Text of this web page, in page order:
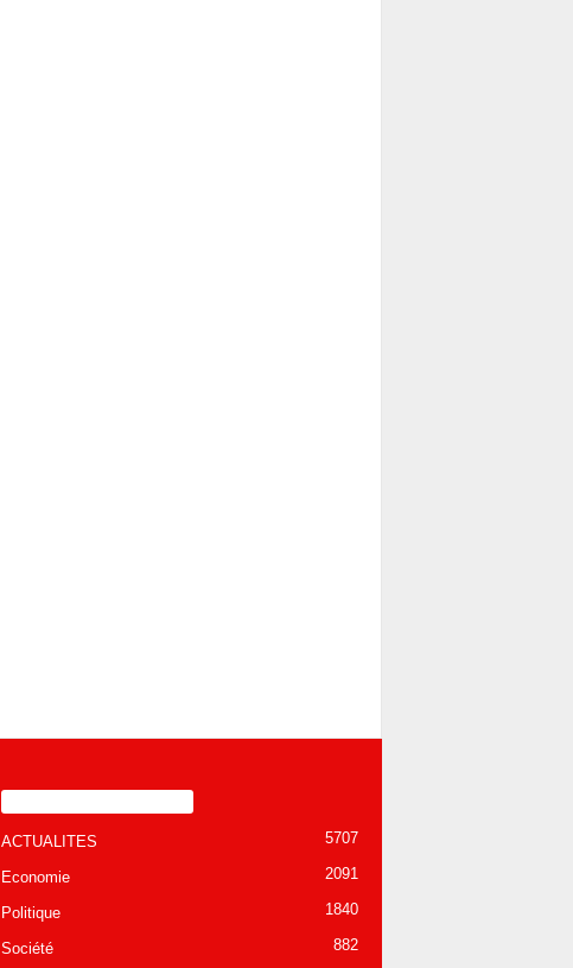
ACTUALITES 5707
Economie 2091
Politique 1840
Société 882